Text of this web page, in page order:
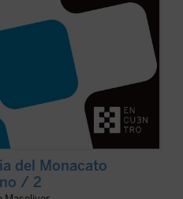
del Monacato
/ 2